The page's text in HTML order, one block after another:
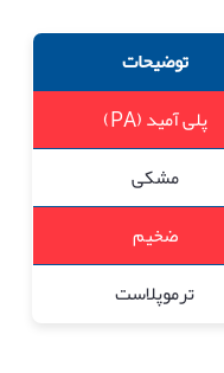
توضیحات
پلی آمید (PA)
مشکی
ضخیم
ترموپلاست